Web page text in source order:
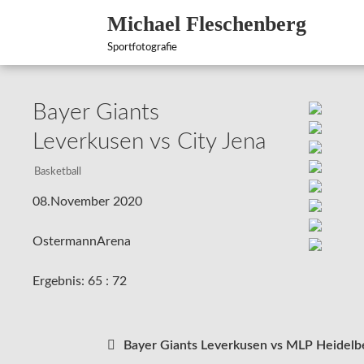
Michael Fleschenberg
Sportfotografie
Bayer Giants
Leverkusen vs City Jena
Basketball
08.November 2020
OstermannArena
Ergebnis: 65 : 72
Beitragsnavigation
Bayer Giants Leverkusen vs MLP